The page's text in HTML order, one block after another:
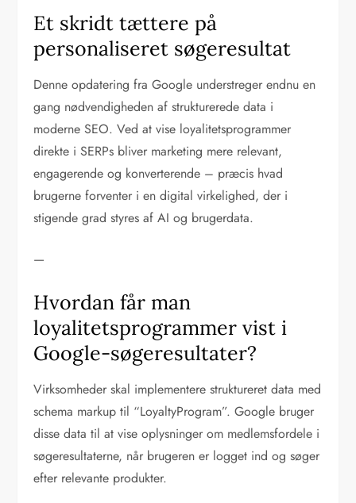
Et skridt tættere på
personaliseret søgeresultat
Denne opdatering fra Google understreger endnu en
gang nødvendigheden af strukturerede data i
moderne SEO. Ved at vise loyalitetsprogrammer
direkte i SERPs bliver marketing mere relevant,
engagerende og konverterende – præcis hvad
brugerne forventer i en digital virkelighed, der i
stigende grad styres af AI og brugerdata.
—
Hvordan får man
loyalitetsprogrammer vist i
Google-søgeresultater?
Virksomheder skal implementere struktureret data med
schema markup til “LoyaltyProgram”. Google bruger
disse data til at vise oplysninger om medlemsfordele i
søgeresultaterne, når brugeren er logget ind og søger
efter relevante produkter.